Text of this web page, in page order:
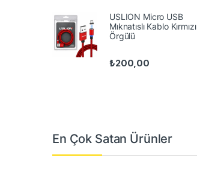
USLION Micro USB
Mıknatıslı Kablo Kırmızı
Örgülü
₺200,00
En Çok Satan Ürünler